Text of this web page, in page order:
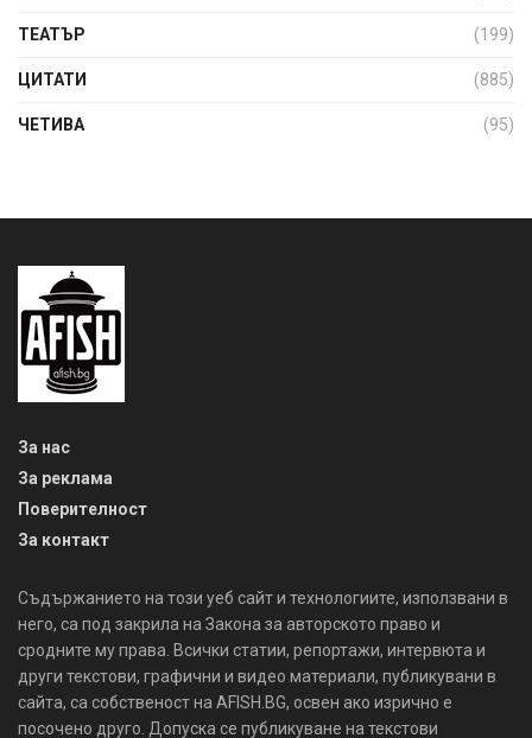
ТЕАТЪР (199)
ЦИТАТИ (885)
ЧЕТИВА (95)
За нас
За реклама
Поверителност
За контакт
Съдържанието на този уеб сайт и технологиите, използвани в
него, са под закрила на Закона за авторското право и
сродните му права. Всички статии, репортажи, интервюта и
други текстови, графични и видео материали, публикувани в
сайта, са собственост на AFISH.BG, освен ако изрично е
посочено друго. Допуска се публикуване на текстови